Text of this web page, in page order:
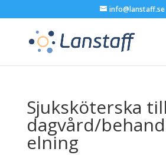
info@lanstaff.se
Sjuksköterska till
dagvård/
elning